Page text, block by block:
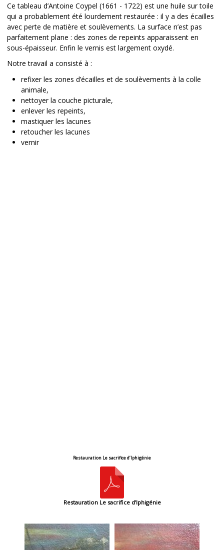
Ce tableau d’Antoine Coypel (1661 - 1722) est une huile sur toile
qui a probablement été lourdement restaurée : il y a des écailles
avec perte de matière et soulèvements. La surface n’est pas
parfaitement plane : des zones de repeints apparaissent en
sous-épaisseur. Enfin le vernis est largement oxydé.
Notre travail a consisté à :
refixer les zones d’écailles et de soulèvements à la colle
animale,
nettoyer la couche picturale,
enlever les repeints,
mastiquer les lacunes
retoucher les lacunes
vernir
Restauration Le sacrifice d’Iphigénie
Restauration Le sacrifice d’Iphigénie